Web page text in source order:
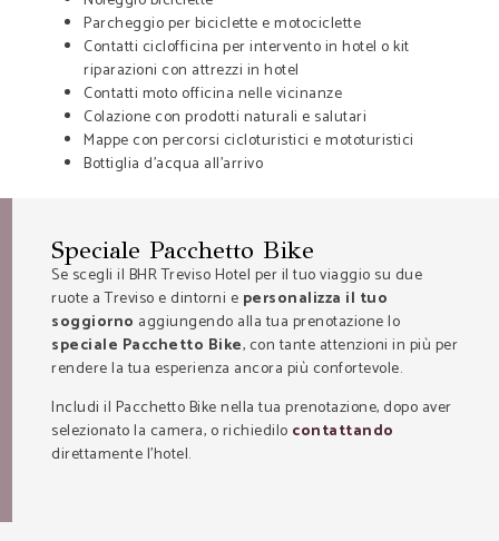
Parcheggio per biciclette e motociclette
Contatti ciclofficina per intervento in hotel o kit
riparazioni con attrezzi in hotel
Contatti moto officina nelle vicinanze
Colazione con prodotti naturali e salutari
Mappe con percorsi cicloturistici e mototuristici
Bottiglia d’acqua all’arrivo
Speciale Pacchetto Bike
Se scegli il BHR Treviso Hotel per il tuo viaggio su due
ruote a Treviso e dintorni e personalizza il tuo
soggiorno aggiungendo alla tua prenotazione lo
speciale Pacchetto Bike, con tante attenzioni in più per
rendere la tua esperienza ancora più confortevole.
Includi il Pacchetto Bike nella tua prenotazione, dopo aver
selezionato la camera, o richiedilo contattando
direttamente l’hotel.